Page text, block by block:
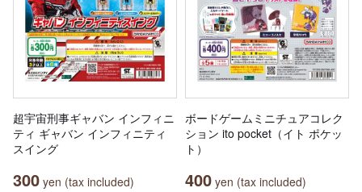
超宇宙刑事ギャバン インフィニ
ティ ギャバン インフィニティ
スイング
300 yen (tax included)
ボードゲームミニチュアコレク
ション ito pocket（イト ポケッ
ト）
400 yen (tax included)